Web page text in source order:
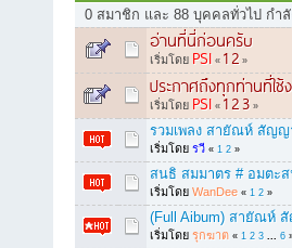
0 สมาชิก และ 88 บุคคลทั่วไป กำ
อ่านที่นี่ก่อนครับ
เริ่มโดย PSI « 12 »
ประกาศถึงทุกท่านที่ใ
เริ่มโดย PSI « 123 »
รวมเพลง สายัณห์ สัญญ
เริ่มโดย รวี « 1 2 »
สนธิ สมมาตร # อมตะ
เริ่มโดย WanDee « 1 2 »
(Full Aibum) สายัณห์
เริ่มโดย รุกฆาต « 1 2 3 ... 6